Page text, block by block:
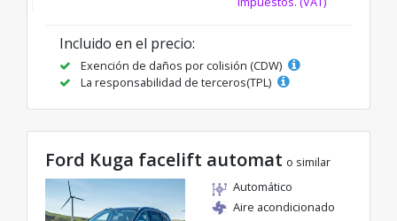
Incluido en el precio:
Exención de daños por colisión (CDW)
La responsabilidad de terceros(TPL)
Ford Kuga facelift automat o similar
Automático
Aire acondicionado